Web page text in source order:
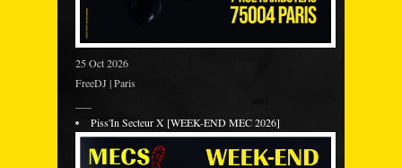
25 Oct 2026
FreeDJ | Paris
Piss'In Secteur X [WEEK-END MEC 2026]